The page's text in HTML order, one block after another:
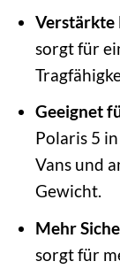
Verstärkte
sorgt für
Geeignet
Polaris 5
Vans und
Gewicht.
Mehr
sorgt für